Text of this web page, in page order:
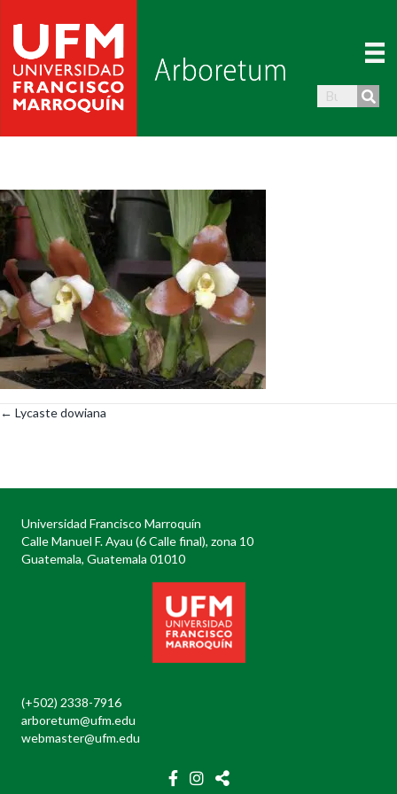
Posts
← Lycaste dowiana
Universidad Francisco Marroquín
Calle Manuel F. Ayau (6 Calle final), zona 10
Guatemala, Guatemala 01010
(+502) 2338-7916
arboretum@ufm.edu
webmaster@ufm.edu